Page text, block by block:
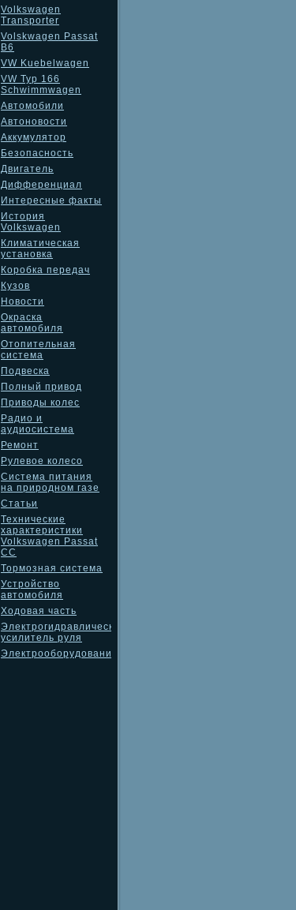
Volkswagen
Transporter
Volskwagen Passat
B6
VW Kuebelwagen
VW Typ 166
Schwimmwagen
Автомобили
Автоновости
Аккумулятор
Безопасность
Двигатель
Дифференциал
Интересные факты
История
Volkswagen
Климатическая
установка
Коробка передач
Кузов
Новости
Окраска
автомобиля
Отопительная
система
Подвеска
Полный привод
Приводы колес
Радио и
аудиосистема
Ремонт
Рулевое колесо
Система питания
на природном газе
Статьи
Технические
характеристики
Volkswagen Passat
CC
Тормозная система
Устройство
автомобиля
Ходовая часть
Электрогидравлический
усилитель руля
Электрооборудование